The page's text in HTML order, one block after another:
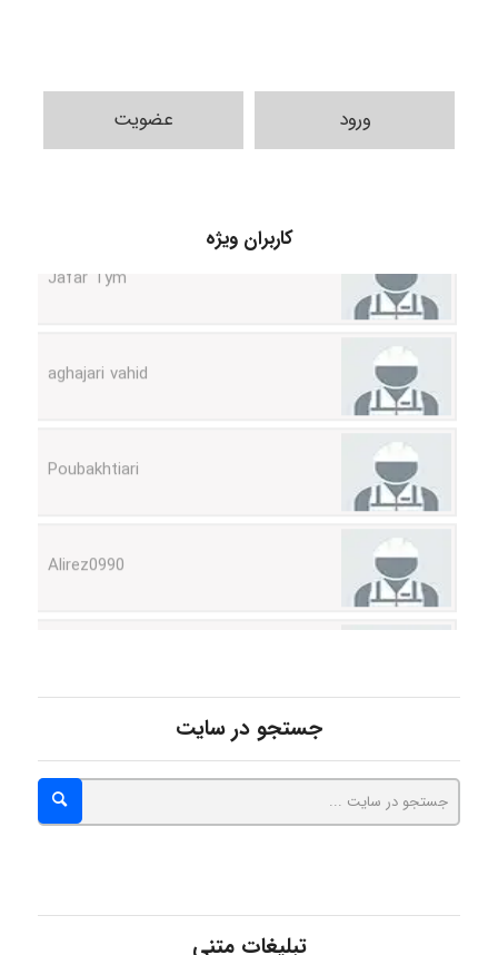
ورود عضویت
کاربران ویژه
emami
جستجو در سایت
تبلیغات متنی